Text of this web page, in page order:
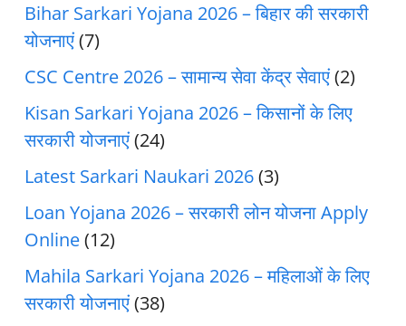
Bihar Sarkari Yojana 2026 – बिहार की सरकारी
योजनाएं(7)
CSC Centre 2026 – सामान्य सेवा केंद्र सेवाएं(2)
Kisan Sarkari Yojana 2026 – किसानों के लिए
सरकारी योजनाएं(24)
Latest Sarkari Naukari 2026(3)
Loan Yojana 2026 – सरकारी लोन योजना Apply
Online(12)
Mahila Sarkari Yojana 2026 – महिलाओं के लिए
सरकारी योजनाएं(38)